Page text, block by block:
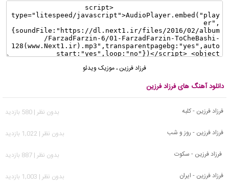
فرزاد فرزین ، موزیک ویدئو
دانلود آهنگ های فرزاد فرزین
فرزاد فرزین - کلبه
بدون نظر | 580 بازدید
فرزاد فرزین - روز و شب
بدون نظر | 1,022 بازدید
فرزاد فرزین - سکوت
بدون نظر | 887 بازدید
فرزاد فرزین - ایران
بدون نظر | 1,003 بازدید